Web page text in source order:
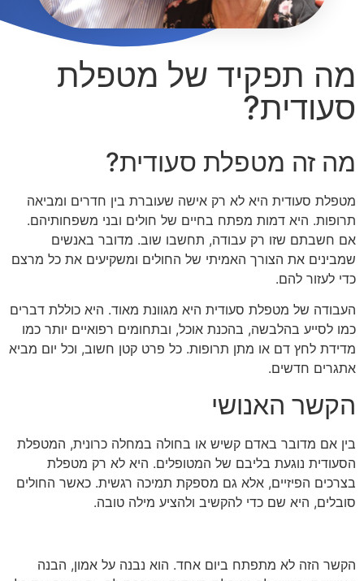
מה תפקיד של מטפלת
סעודית?
מה זה מטפלת סעודית?
מטפלת סעודית היא לא רק אישה שעוברת בין חדרים ומביאה
תרופות. היא דמות מפתח בחיים של חולים ובני משפחותיהם.
אם חשבתם שזו רק עבודה, תחשבו שוב. מדובר באנשים
שמבינים את הצורך האמיתי של החולים ומשקיעים את כל מרצם
כדי לעזור להם.
העבודה של מטפלת סעודית היא מגוונת מאוד. היא כוללת דברים
כמו לסייע בהלבשה, בהכנת אוכל, ובתחומים רפואיים יותר כמו
מדידת לחץ דם או מתן תרופות. כל פרט קטן חשוב, וכל יום מביא
אתגרים חדשים.
הקשר האנושי
בין אם מדובר באדם קשיש או בחולה במחלה כרונית, המטפלת
הסעודית נוגעת בליבם של המטופלים. היא לא רק מטפלת
בצרכים הפיזיים, אלא גם מספקת תמיכה רגשית. כאשר החולים
סובלים, היא שם כדי להקשיב ולהציע מילה טובה.
הקשר הזה לא מתפתח ביום אחד. הוא נבנה על אמון, הבנה